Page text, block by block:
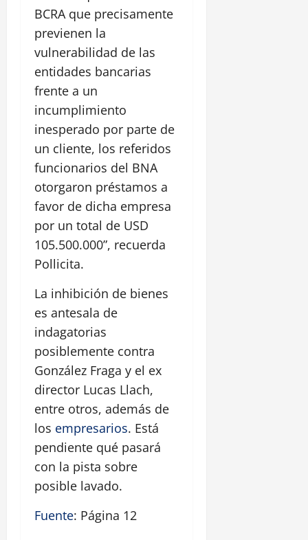
BCRA que precisamente
previenen la
vulnerabilidad de las
entidades bancarias
frente a un
incumplimiento
inesperado por parte de
un cliente, los referidos
funcionarios del BNA
otorgaron préstamos a
favor de dicha empresa
por un total de USD
105.500.000”, recuerda
Pollicita.
La inhibición de bienes
es antesala de
indagatorias
posiblemente contra
González Fraga y el ex
director Lucas Llach,
entre otros, además de
los empresarios. Está
pendiente qué pasará
con la pista sobre
posible lavado.
Fuente: Página 12